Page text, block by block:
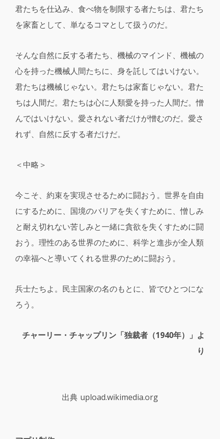
君たちを仕込み、食べ物を制限する者たちは、君たち
を家畜として、単なるコマとして扱うのだ。
そんな自然に反する者たち、機械のマインド、機械の
心を持った機械人間たちに、身を託してはいけない。
君たちは機械じゃない。君たちは家畜じゃない。君た
ちは人間だ。君たちは心に人類愛を持った人間だ。憎
んではいけない。愛されない者だけが憎むのだ。愛さ
れず、自然に反する者だけだ。
＜中略＞
今こそ、約束を実現させるために闘おう。世界を自由
にするために、国境のバリアを失くすために、憎しみ
と耐え切れない苦しみと一緒に貪欲を失くすために闘
おう。理性のある世界のために、科学と進歩が全人類
の幸福へと導いてくれる世界のために闘おう。
兵士たちよ。民主国家の名のもとに、皆でひとつにな
ろう。
チャーリー・チャップリン「独裁者（1940年）」よ
り
出典 upload.wikimedia.org